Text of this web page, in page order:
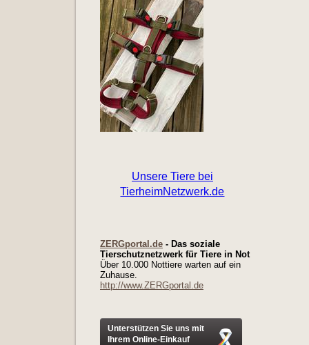
ZERGportal.de - Das soziale
Tierschutznetzwerk für Tiere in Not
Über 10.000 Nottiere warten auf ein
Zuhause.
http://www.ZERGportal.de
Unterstützen Sie uns mit
Ihrem Online-Einkauf